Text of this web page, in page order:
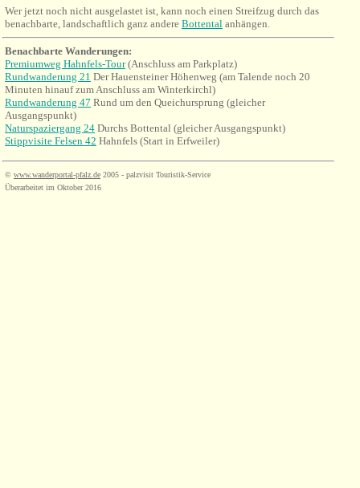
Wer jetzt noch nicht ausgelastet ist, kann noch einen Streifzug durch das
benachbarte, landschaftlich ganz andere Bottental anhängen.
Benachbarte Wanderungen:
Premiumweg Hahnfels-Tour(Anschluss am Parkplatz)
Rundwanderung 21 Der Hauensteiner Höhenweg (am Talende noch 20
Minuten hinauf zum Anschluss am Winterkirchl)
Rundwanderung 47 Rund um den Queichursprung (gleicher
Ausgangspunkt)
Naturspaziergang 24 Durchs Bottental (gleicher Ausgangspunkt)
Stippvisite Felsen 42 Hahnfels (Start in Erfweiler)
© www.wanderportal-pfalz.de 2005 - palzvisit Touristik-Service
Überarbeitet im Oktober 2016